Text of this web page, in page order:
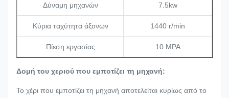
Δύναμη μηχανών 7.5kw
Κύρια ταχύτητα άξονων 1440 r/min
Πίεση εργασίας 10 MPA
Δομή του χεριού που εμποτίζει τη μηχανή:
Το χέρι που εμποτίζει τη μηχανή αποτελείται κυρίως από το